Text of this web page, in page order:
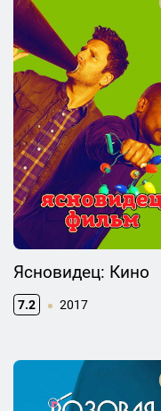
Ясновидец: Кино
7.2 2017